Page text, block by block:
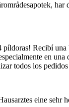
har
Recibí una
en una
todos los
eine sehr